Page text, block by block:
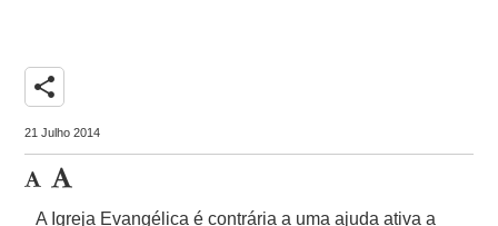
share
21 Julho 2014
A Igreja Evangélica é contrária a uma ajuda ativa a